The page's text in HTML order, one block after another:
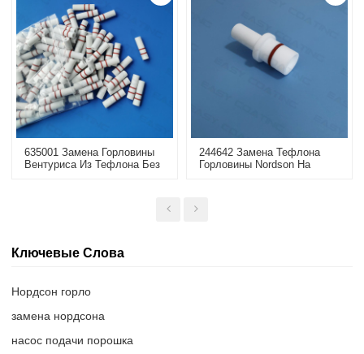
635001 Замена Горловины
Вентуриса Из Тефлона Без
244642 Замена Тефлона
Горловины Nordson На
Ключевые Слова
Нордсон горло
замена нордсона
насос подачи порошка